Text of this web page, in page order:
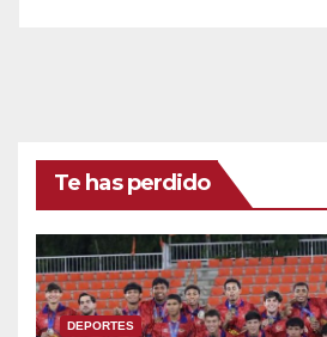
Te has perdido
DEPORTES